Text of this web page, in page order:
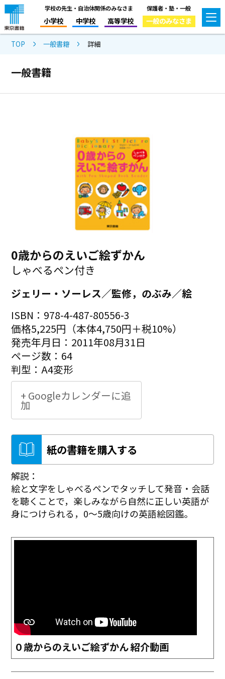
学校の先生・自治体関係のみなさま
小学校 中学校 高等学校
保護者・塾・一般
一般のみなさま
TOP 一般書籍 詳細
一般書籍
0歳からのえいご絵ずかん
しゃべるペン付き
ジェリー・ソーレス／監修，のぶみ／絵
ISBN：978-4-487-80556-3
価格5,225円（本体4,750円＋税10%）
発売年月日：2011年08月31日
ページ数：64
判型：A4変形
+ Googleカレンダーに追
加
紙の書籍を購入する
解説：
絵と文字をしゃべるペンでタッチして発音・会話
を聴くことで，楽しみながら自然に正しい英語が
身につけられる，0～5歳向けの英語絵図鑑。
０歳からのえいご絵ずかん 紹介動画